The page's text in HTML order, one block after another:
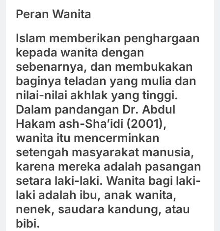
Peran Wanita
Islam memberikan penghargaan
kepada wanita dengan
sebenarnya, dan membukakan
baginya teladan yang mulia dan
nilai-nilai akhlak yang tinggi.
Dalam pandangan Dr. Abdul
Hakam ash-Sha’idi (2001),
wanita itu mencerminkan
setengah masyarakat manusia,
karena mereka adalah pasangan
setara laki-laki. Wanita bagi laki-
laki adalah ibu, anak wanita,
nenek, saudara kandung, atau
bibi.